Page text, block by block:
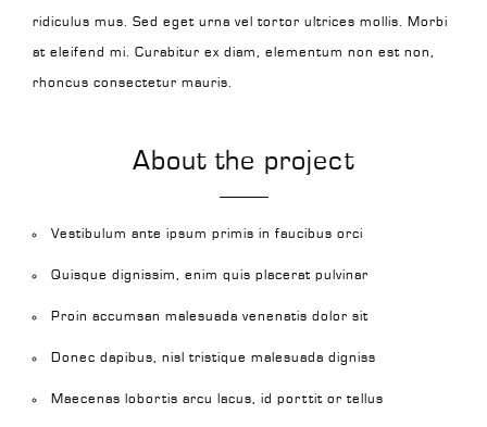
ridiculus mus. Sed eget urna vel tortor ultrices mollis. Morbi
at eleifend mi. Curabitur ex diam, elementum non est non,
rhoncus consectetur mauris.
About the project
Vestibulum ante ipsum primis in faucibus orci
Quisque dignissim, enim quis placerat pulvinar
Proin accumsan malesuada venenatis dolor sit
Donec dapibus, nisl tristique malesuada digniss
Maecenas lobortis arcu lacus, id porttit or tellus